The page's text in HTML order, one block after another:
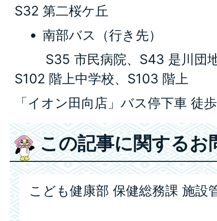
S32 第二桜ケ丘
南部バス（行き先）
S35 市民病院、S43 是川団地
S102 階上中学校、S103 階上
「イオン田向店」バス停下車 徒
この記事に関するお
こども健康部 保健総務課 施設